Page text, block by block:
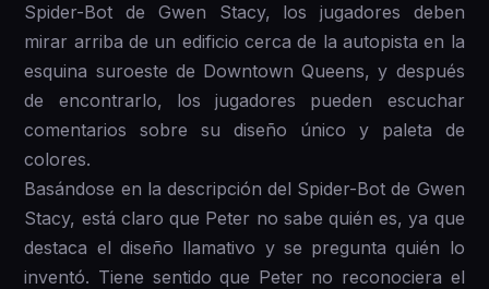
Spider-Bot de Gwen Stacy, los jugadores deben
mirar arriba de un edificio cerca de la autopista en la
esquina suroeste de Downtown Queens, y después
de encontrarlo, los jugadores pueden escuchar
comentarios sobre su diseño único y paleta de
colores.
Basándose en la descripción del Spider-Bot de Gwen
Stacy, está claro que Peter no sabe quién es, ya que
destaca el diseño llamativo y se pregunta quién lo
inventó. Tiene sentido que Peter no reconociera el